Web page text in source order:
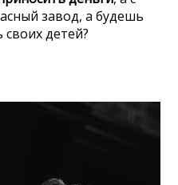
завод, а будешь
детей?